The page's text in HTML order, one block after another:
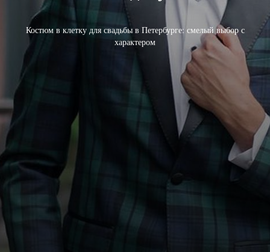
Костюм в клетку для свадьбы в Петербурге: смелый выбор с
характером